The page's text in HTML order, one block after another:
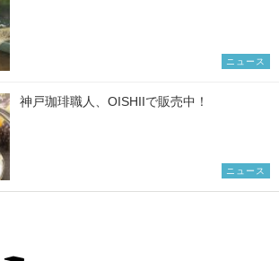
ニュース
神戸珈琲職人、OISHIIで販売中！
ニュース